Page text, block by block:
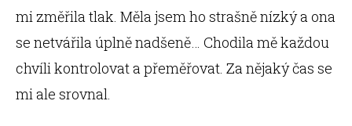
mi změřila tlak. Měla jsem ho strašně nízký a ona
se netvářila úplně nadšeně… Chodila mě každou
chvíli kontrolovat a přeměřovat. Za nějaký čas se
mi ale srovnal.